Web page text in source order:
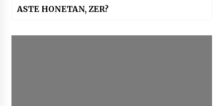
ASTE HONETAN, ZER?